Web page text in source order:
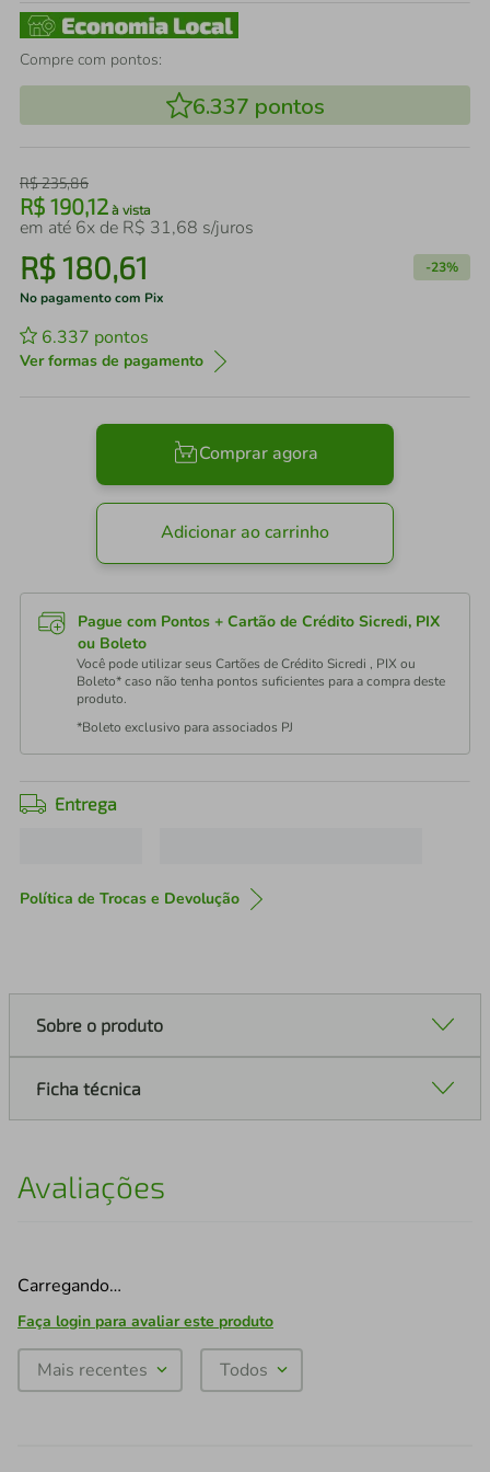
Compre com pontos:
6.337 pontos
R$235,86
R$ 190,12 à vista
em até 6x de R$ 31,68 s/juros
R$180,61 -23%
No pagamento com Pix
6.337 pontos
Ver formas de pagamento
Comprar agora
Adicionar ao carrinho
Pague com Pontos + Cartão de Crédito Sicredi, PIX
ou Boleto
Você pode utilizar seus Cartões de Crédito Sicredi , PIX ou
Boleto* caso não tenha pontos suficientes para a compra deste
produto.
*Boleto exclusivo para associados PJ
Entrega
Política de Trocas e Devolução
Sobre o produto
Ficha técnica
Avaliações
Carregando…
Faça login para avaliar este produto
Mais recentes Todos